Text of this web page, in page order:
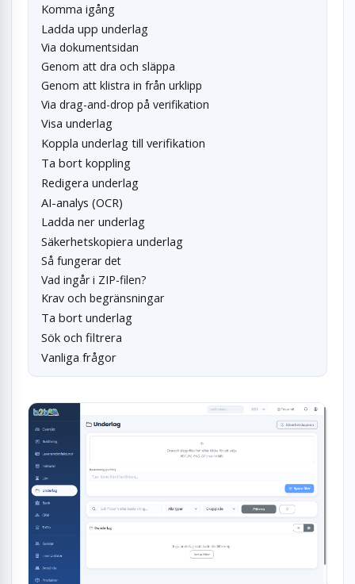
Komma igång
Ladda upp underlag
Via dokumentsidan
Genom att dra och släppa
Genom att klistra in från urklipp
Via drag-and-drop på verifikation
Visa underlag
Koppla underlag till verifikation
Ta bort koppling
Redigera underlag
AI-analys (OCR)
Ladda ner underlag
Säkerhetskopiera underlag
Så fungerar det
Vad ingår i ZIP-filen?
Krav och begränsningar
Ta bort underlag
Sök och filtrera
Vanliga frågor